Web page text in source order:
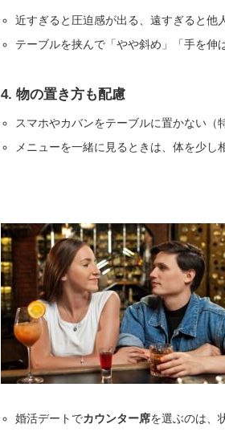
近すぎると圧迫感が出る、遠すぎると他
テーブルを挟んで「やや斜め」「手を伸
4. 物の置き方も配慮
スマホやカバンをテーブルに置かない（
メニューを一緒に見るときは、体を少し
婚活デートでカウンター席を選ぶのは、